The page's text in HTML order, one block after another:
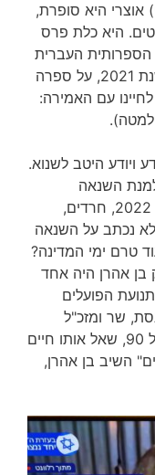
אוצרי היא סופרת,
היא כלת פרס
העברית
לילדים ולנוער על שם דבורה עומר לשנת 2021, על ספרה
עם האמירה:
ויודע היטב לשנוא.
השנאה
הגדושה שספגו וסופגים, מאז נובמבר 2022, חרדים,
לא נכתב על השנאה
טרם ימי המדינה?
בן אהרן היה אחד
הפועלים
שר ומזכ"ל
ההסתדרות. מספרים שכשעבר את גיל 90, שאל אותו חיים
השיב בן אהרן,